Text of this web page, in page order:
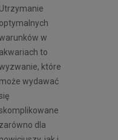
Utrzymanie
optymalnych
w
akwariach to
które
może wydawać
zarówno dla